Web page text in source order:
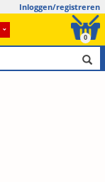
Inloggen/registreren
0